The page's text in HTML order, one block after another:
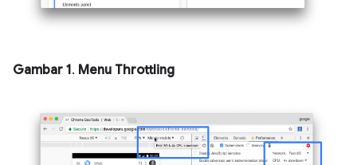
Gambar 1. Menu Throttling